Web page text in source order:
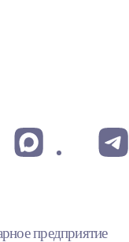
предприятие